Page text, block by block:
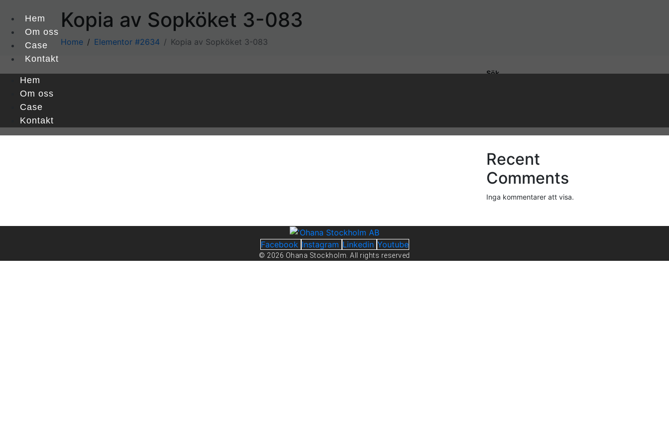
Hem
Om oss
Case
Kontakt
Hem
Om oss
Case
Kontakt
Kopia av Sopköket 3-083
Home Elementor #2634 Kopia av Sopköket 3-083
Sök
Recent
Comments
Inga kommentarer att visa.
Facebook Instagram Linkedin Youtube
© 2026 Ohana Stockholm. All rights reserved